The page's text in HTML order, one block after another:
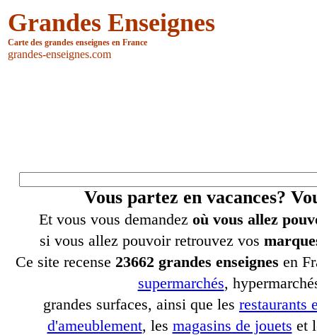
Grandes Enseignes
Carte des grandes enseignes en France
grandes-enseignes.com
Vous partez en vacances?
Et vous vous demandez où vous allez
si vous allez pouvoir retrouvez vos
Ce site recense 23662 grandes enseignes en
supermarchés,
grandes surfaces, ainsi que les restaurants
d'ameublement, les magasins de jouets et